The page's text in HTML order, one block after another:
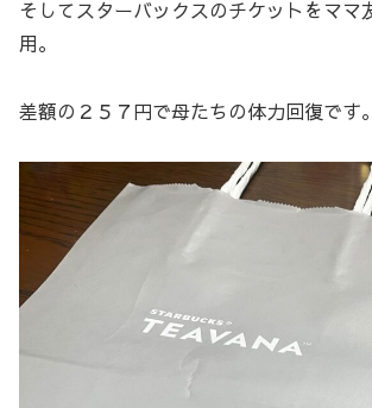
そしてスターバックスのチケットをママ
用。
差額の２５７円で母たちの体力回復です。